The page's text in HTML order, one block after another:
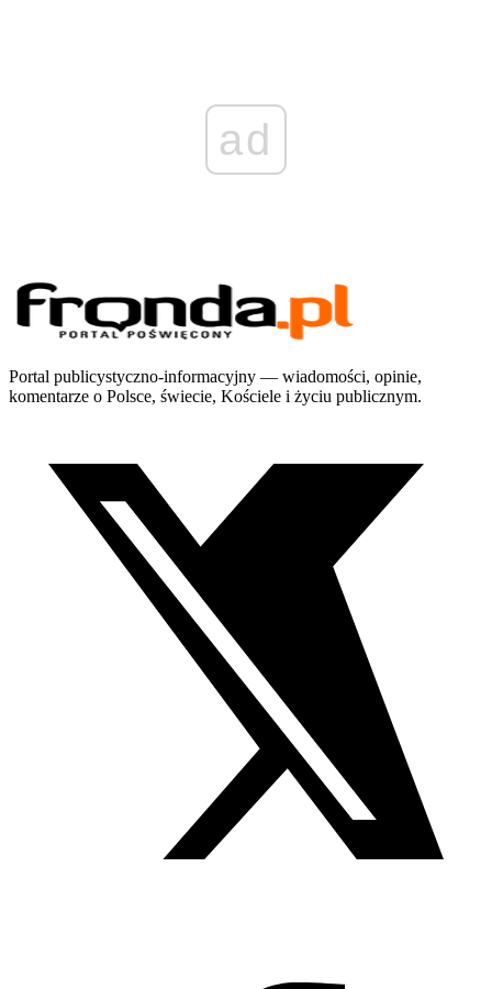
ad
Portal publicystyczno-informacyjny — wiadomości, opinie,
komentarze o Polsce, świecie, Kościele i życiu publicznym.